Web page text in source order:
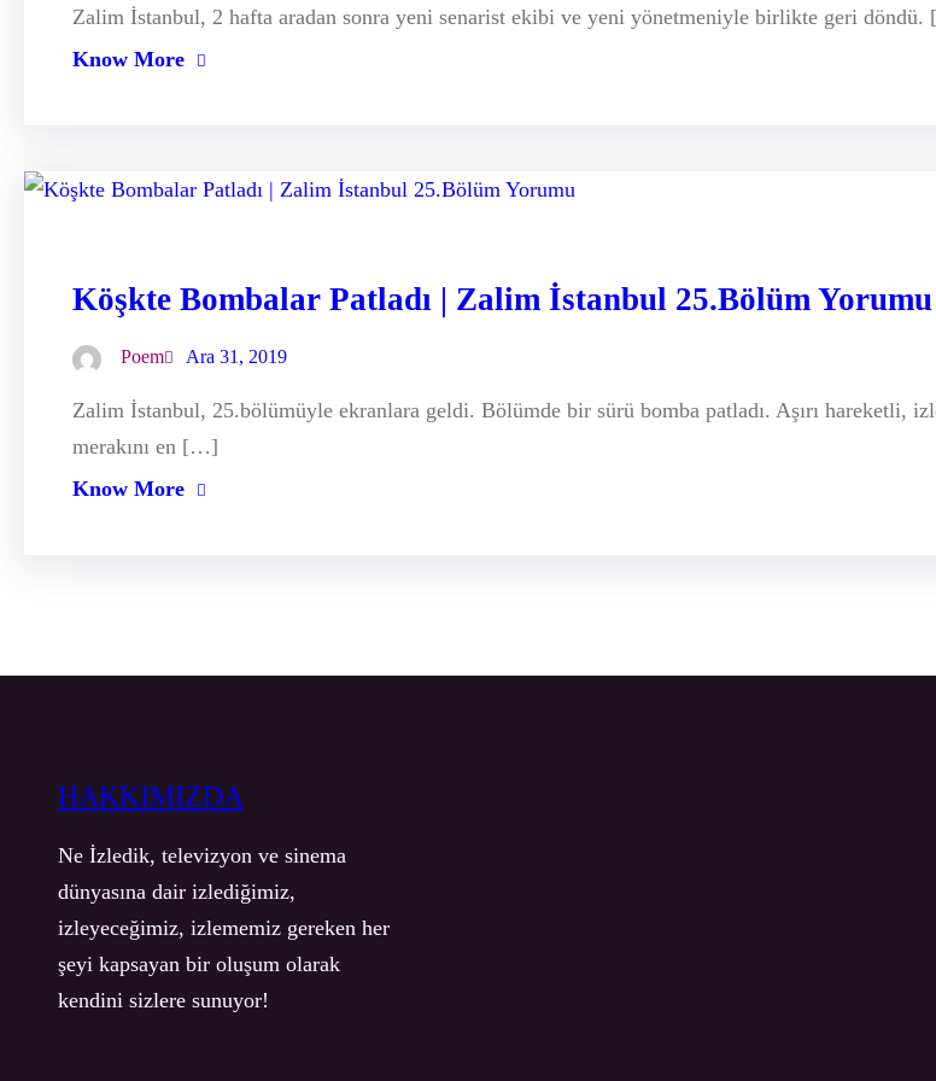
Zalim İstanbul, 2 hafta aradan sonra yeni senarist ekibi ve yeni yönetmeniyle birlikte geri
Know More
Köşkte Bombalar Patladı | Zalim İstanbul 25.Bölüm Yorumu
Poem Ara 31, 2019
Zalim İstanbul, 25.bölümüyle ekranlara geldi. Bölümde bir sürü bomba patladı. Aşırı hareketli,
merakını en […]
Know More
HAKKIMIZDA
Ne İzledik, televizyon ve sinema
dünyasına dair izlediğimiz,
izleyeceğimiz, izlememiz gereken her
şeyi kapsayan bir oluşum olarak
kendini sizlere sunuyor!